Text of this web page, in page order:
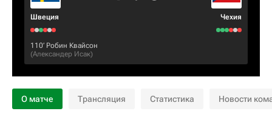
Швеция Чехия
110‎’‎ Робин Квайсон
(Александер Исак)
О матче Трансляция Статистика Новости